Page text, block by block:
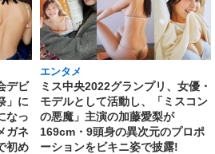
デビ
」に
なっ
ガネ
初め
エンタメ
ミス中央2022グランプリ、女優・
モデルとして活動し、「ミスコン
の悪魔」主演の加藤愛梨が
169cm・9頭身の異次元のプロポ
ーションをビキニ姿で披露!